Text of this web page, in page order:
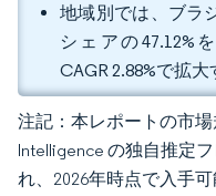
地域別では、ブラ
シェアの47.12%
CAGR 2.88%で拡
注記：本レポートの市
Intelligence の独自推定
れ、2026年時点で入手